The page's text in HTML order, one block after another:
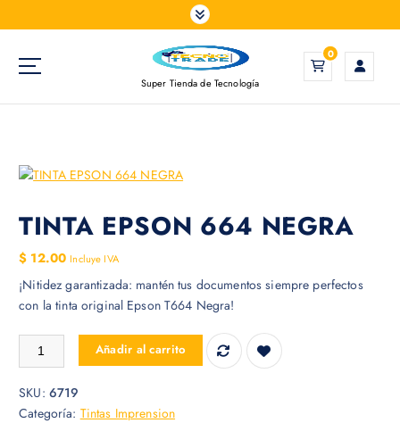
a
Super Tienda de Tecnología
0
TINTA EPSON 664 NEGRA
$ 12.00 Incluye IVA
¡Nitidez garantizada: mantén tus documentos siempre perfectos
con la tinta original Epson T664 Negra!
TINTA EPSON 664 NEGRA cantidad
Añadir al carrito
SKU: 6719
Categoría: Tintas Imprension